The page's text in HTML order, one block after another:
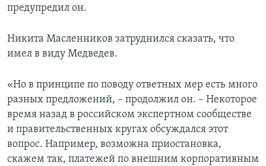
предупредил он.
Никита Масленников затруднился сказать, что
имел в виду Медведев.
«Но в принципе по поводу ответных мер есть много
разных предложений, – продолжил он. – Некоторое
время назад в российском экспертном сообществе
и правительственных кругах обсуждался этот
вопрос. Например, возможна приостановка,
скажем так, платежей по внешним корпоративным